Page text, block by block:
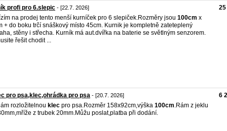
profi pro 6.slepic - [22.7. 2026]
na prodej tento menší kurníček pro 6 slepiček.Rozměry jsou 100cm x
+ do boku trčí snáškový místo 45cm. Kurnik je kompletně zateteplený
stěny i střecha. Kurník má aut.dvířka na baterie se světlným senzorem.
řešit chodit ...
pro psa,klec,ohrádka pro psa - [20.7. 2026]
rozložitelnou klec pro psa.Rozměr 158x92cm,výška 100cm.Rám z jeklu
z trubek 20mm.Můžu poslat,platba při dodání.
6